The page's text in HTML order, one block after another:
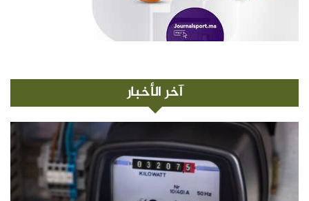
آخر الأخبار